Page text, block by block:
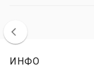
ИНФО